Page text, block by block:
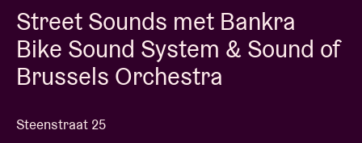
Street Sounds met Bankra
Bike Sound System & Sound of
Brussels Orchestra
Steenstraat 25